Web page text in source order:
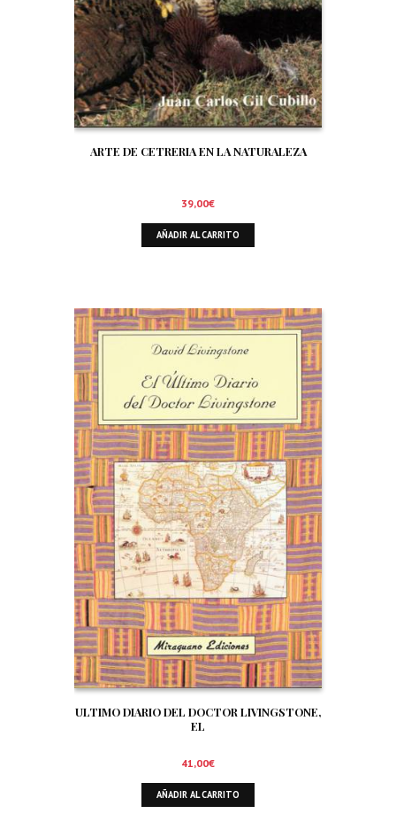
ARTE DE CETRERIA EN LA NATURALEZA
39,00€
AÑADIR AL CARRITO
ULTIMO DIARIO DEL DOCTOR LIVINGSTONE,
EL
41,00€
AÑADIR AL CARRITO